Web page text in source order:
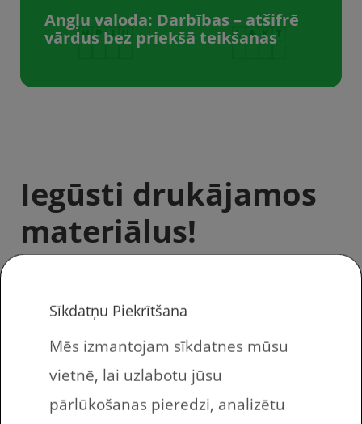
Angļu valoda: Darbības – atšifrē
vārdus bez priekšā teikšanas
Iegūsti drukājamos
materiālus!
Bezmaksas drukājamie uzdevumi angļu
valodas apguvē. Šajās desmit uzdevumu
lapās bērnam ir jāsavieno vārdi angļu
valodā ar to tulkojumiem latviski.
Sīkdatņu Piekrītšana
Mēs izmantojam sīkdatnes mūsu
vietnē, lai uzlabotu jūsu
pārlūkošanas pieredzi, analizētu